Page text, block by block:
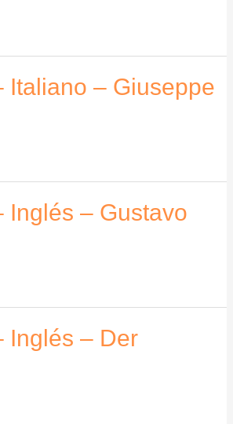
Italiano – Giuseppe
Inglés – Gustavo
Inglés – Der